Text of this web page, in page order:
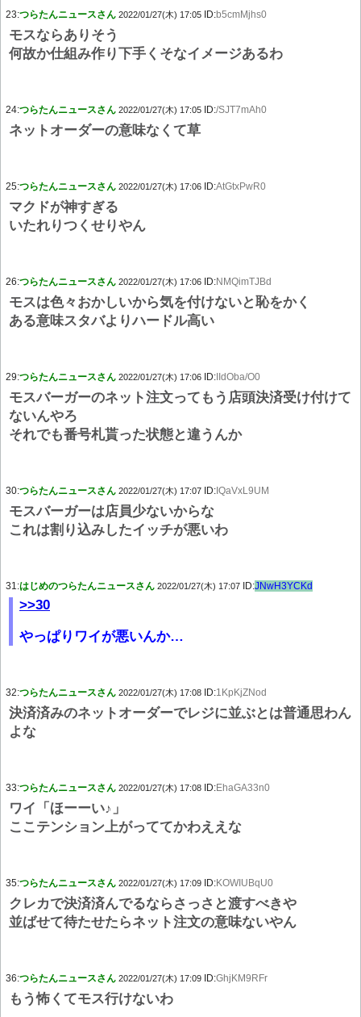
23:つらたんニュースさん 2022/01/27(木) 17:05 ID:b5cmMjhs0
モスならありそう
何故か仕組み作り下手くそなイメージあるわ
24:つらたんニュースさん 2022/01/27(木) 17:05 ID:/SJT7mAh0
ネットオーダーの意味なくて草
25:つらたんニュースさん 2022/01/27(木) 17:06 ID:AtGtxPwR0
マクドが神すぎる
いたれりつくせりやん
26:つらたんニュースさん 2022/01/27(木) 17:06 ID:NMQimTJBd
モスは色々おかしいから気を付けないと恥をかく
ある意味スタバよりハードル高い
29:つらたんニュースさん 2022/01/27(木) 17:06 ID: IIdOba/O0
モスバーガーのネット注文ってもう店頭決済受け付けて
ないんやろ
それでも番号札貰った状態と違うんか
30:つらたんニュースさん 2022/01/27(木) 17:07 ID: IQaVxL9UM
モスバーガーは店員少ないからな
これは割り込みしたイッチが悪いわ
31:はじめのつらたんニュースさん 2022/01/27(木) 17:07 ID:JNwH3YCKd
>>30
やっぱりワイが悪いんか…
32:つらたんニュースさん 2022/01/27(木) 17:08 ID:1KpKjZNod
決済済みのネットオーダーでレジに並ぶとは普通思わん
よな
33:つらたんニュースさん 2022/01/27(木) 17:08 ID:EhaGA33n0
ワイ「ほーーい♪」
ここテンション上がっててかわええな
35:つらたんニュースさん 2022/01/27(木) 17:09 ID:KOWIUBqU0
クレカで決済済んでるならさっさと渡すべきや
並ばせて待たせたらネット注文の意味ないやん
36:つらたんニュースさん 2022/01/27(木) 17:09 ID:GhjKM9RFr
もう怖くてモス行けないわ